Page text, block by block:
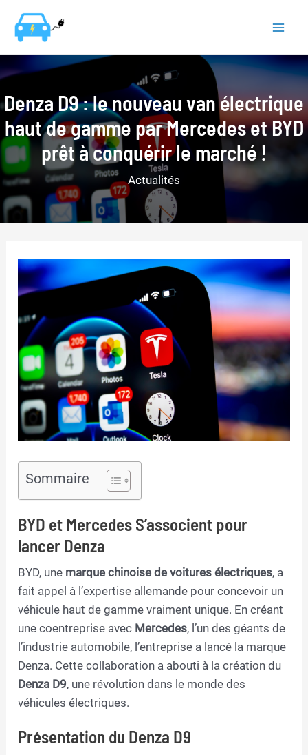
contenu
Denza D9 : le nouveau van électrique
haut de gamme par Mercedes et BYD
prêt à conquérir le marché !
Actualités
Sommaire
BYD et Mercedes S’associent pour
lancer Denza
BYD, une marque chinoise de voitures électriques, a
fait appel à l’expertise allemande pour concevoir un
véhicule haut de gamme vraiment unique. En créant
une coentreprise avec Mercedes, l’un des géants de
l’industrie automobile, l’entreprise a lancé la marque
Denza. Cette collaboration a abouti à la création du
Denza D9, une révolution dans le monde des
véhicules électriques.
Présentation du Denza D9